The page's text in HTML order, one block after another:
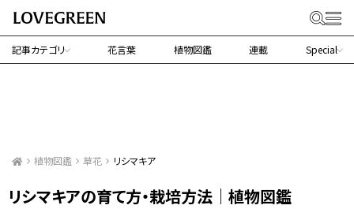
記事カテゴリ 花言葉 植物図鑑 連載 Special
植物図鑑 草花 リシマキア
リシマキアの育て方・栽培方法｜植物図鑑